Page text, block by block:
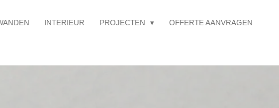
INTERIEUR PROJECTEN OFFERTE AANVRAGEN